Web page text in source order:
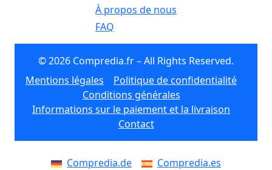
À propos de nous
FAQ
© 2026 Compredia.fr – All Rights Reserved.
Mentions légales
Politique de confidentialité
Conditions générales
Informations sur le paiement et la livraison
Contact
Compredia.de
Compredia.es